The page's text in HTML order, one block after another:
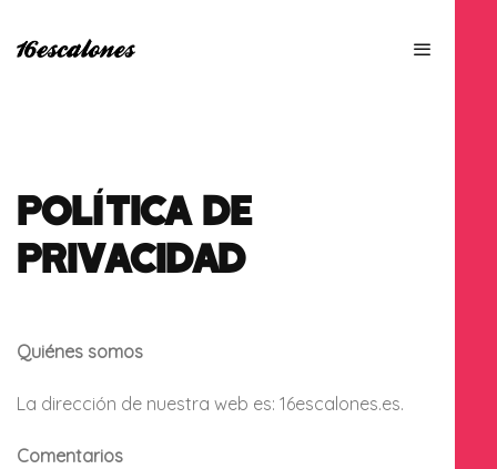
POLÍTICA DE
PRIVACIDAD
Quiénes somos
La dirección de nuestra web es: 16escalones.es.
Comentarios